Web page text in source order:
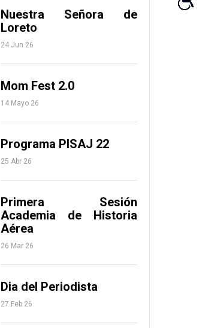
Nuestra Señora de
Loreto
24 Jun 26
Mom Fest 2.0
14 Mayo 26
Programa PISAJ 22
25 Abr 26
Primera Sesión
Academia de Historia
Aérea
26 Mar 26
Dia del Periodista
27 Feb 26